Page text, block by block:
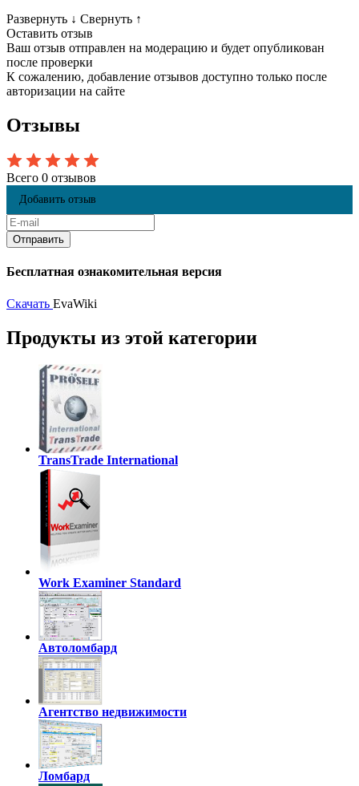
Развернуть ↓ Свернуть ↑
Оставить отзыв
Ваш отзыв отправлен на модерацию и будет опубликован
после проверки
К сожалению, добавление отзывов доступно только после
авторизации на сайте
Отзывы
Всего 0 отзывов
Добавить отзыв
Бесплатная ознакомительная версия
Скачать EvaWiki
Продукты из этой категории
TransTrade International
Work Examiner Standard
Автоломбард
Агентство недвижимости
Ломбард